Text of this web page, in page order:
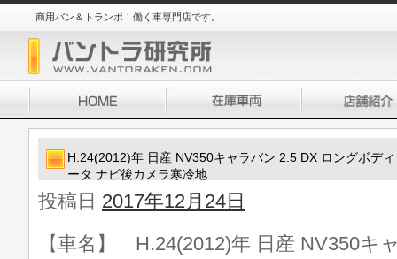
商用バン＆トランポ！働く車専門店です。
H.24(2012)年 日産 NV350キャラバン 2.5 DX ロングボデ
ータ ナビ後カメラ寒冷地
投稿日 2017年12月24日
【車名】 H.24(2012)年 日産 NV350キ